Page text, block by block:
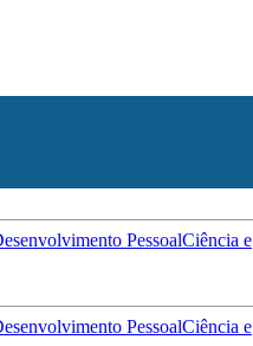
PessoalCiência e
PessoalCiência e